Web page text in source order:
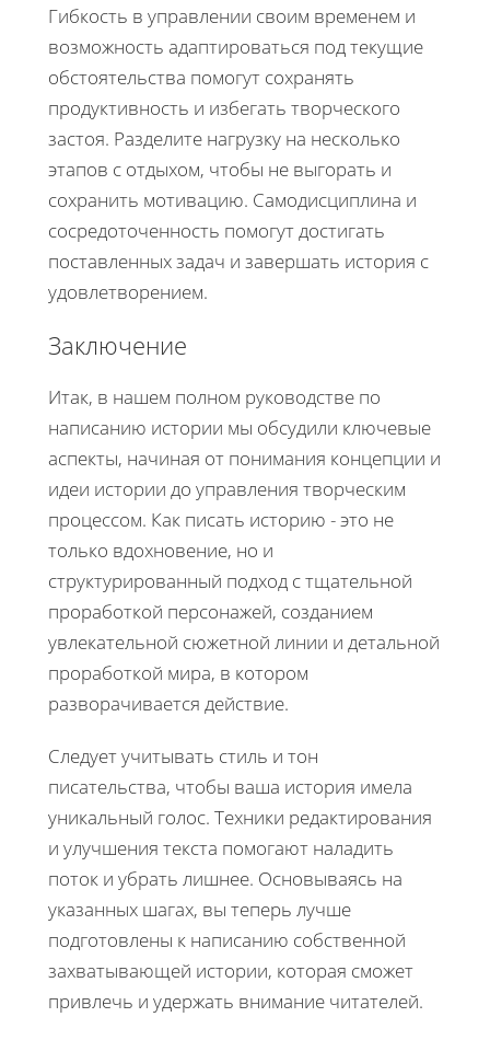
Гибкость в управлении своим временем и
возможность адаптироваться под текущие
обстоятельства помогут сохранять
продуктивность и избегать творческого
застоя. Разделите нагрузку на несколько
этапов с отдыхом, чтобы не выгорать и
сохранить мотивацию. Самодисциплина и
сосредоточенность помогут достигать
поставленных задач и завершать история с
удовлетворением.
Заключение
Итак, в нашем полном руководстве по
написанию истории мы обсудили ключевые
аспекты, начиная от понимания концепции и
идеи истории до управления творческим
процессом. Как писать историю - это не
только вдохновение, но и
структурированный подход с тщательной
проработкой персонажей, созданием
увлекательной сюжетной линии и детальной
проработкой мира, в котором
разворачивается действие.
Следует учитывать стиль и тон
писательства, чтобы ваша история имела
уникальный голос. Техники редактирования
и улучшения текста помогают наладить
поток и убрать лишнее. Основываясь на
указанных шагах, вы теперь лучше
подготовлены к написанию собственной
захватывающей истории, которая сможет
привлечь и удержать внимание читателей.